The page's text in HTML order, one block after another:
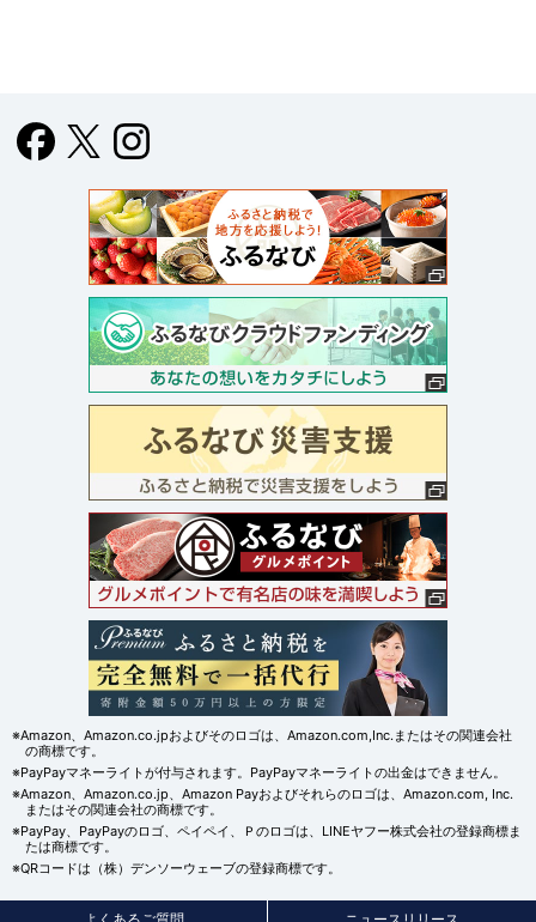
※Amazon、Amazon.co.jpおよびそのロゴは、Amazon.com,Inc.またはその関連会社
の商標です。
※PayPayマネーライトが付与されます。PayPayマネーライトの出金はできません。
※Amazon、Amazon.co.jp、Amazon Payおよびそれらのロゴは、Amazon.com, Inc.
またはその関連会社の商標です。
※PayPay、PayPayのロゴ、ペイペイ、Ｐのロゴは、LINEヤフー株式会社の登録商標ま
たは商標です。
※QRコードは（株）デンソーウェーブの登録商標です。